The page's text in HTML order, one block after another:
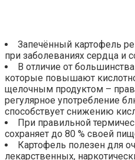
Запечённый картофель
при заболеваниях сердца и
В отличие от
которые повышают
щелочным продуктом –
регулярное употребление
способствует снижению
При правильной
сохраняет до 80 % своей
Картофель полезен для
лекарственных,